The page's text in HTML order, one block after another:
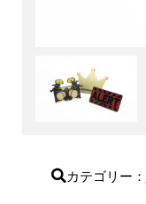
カテゴリー：